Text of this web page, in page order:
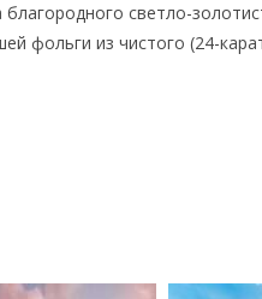
светло-
фольги из чистого (24-